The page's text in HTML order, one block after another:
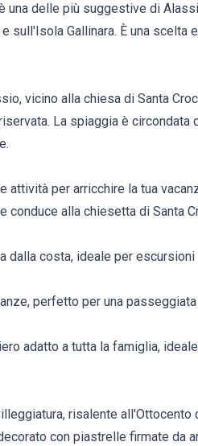
delle più suggestive di
sull'Isola Gallinara. È una scelta
vicino alla chiesa di Santa
La spiaggia è circondata
per arricchire la tua
conduce alla chiesetta di Santa
dalla costa, ideale per
perfetto per una
adatto a tutta la famiglia,
risalente all'Ottocento
con piastrelle firmate da